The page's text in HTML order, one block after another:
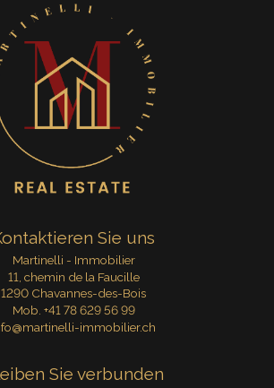
Sie uns
Martinelli - Immobilier
11, chemin de la Faucille
1290 Chavannes-des-Bois
Mob. +41 78 629 56 99
immobilier.ch
Sie verbunden